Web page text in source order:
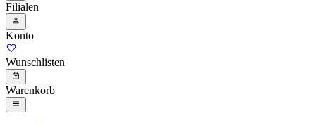
Filialen
Konto
Wunschlisten
Warenkorb